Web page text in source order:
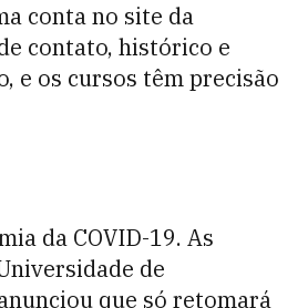
conta no site da
contato, histórico e
e os cursos têm precisão
da COVID-19. As
de
que só retomará